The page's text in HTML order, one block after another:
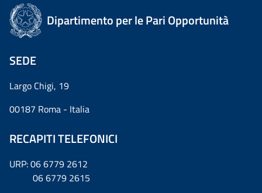
Dipartimento per le Pari Opportunità
SEDE
Largo Chigi, 19
00187 Roma - Italia
RECAPITI TELEFONICI
URP: 06 6779 2612
06 6779 2615